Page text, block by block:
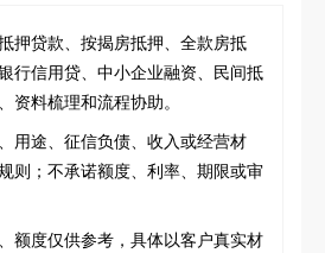
押贷款、按揭房抵押、全款房抵
行信用贷、中小企业融资、民间抵
资料梳理和流程协助。
用途、征信负债、收入或经营材
则；不承诺额度、利率、期限或审
额度仅供参考，具体以客户真实材